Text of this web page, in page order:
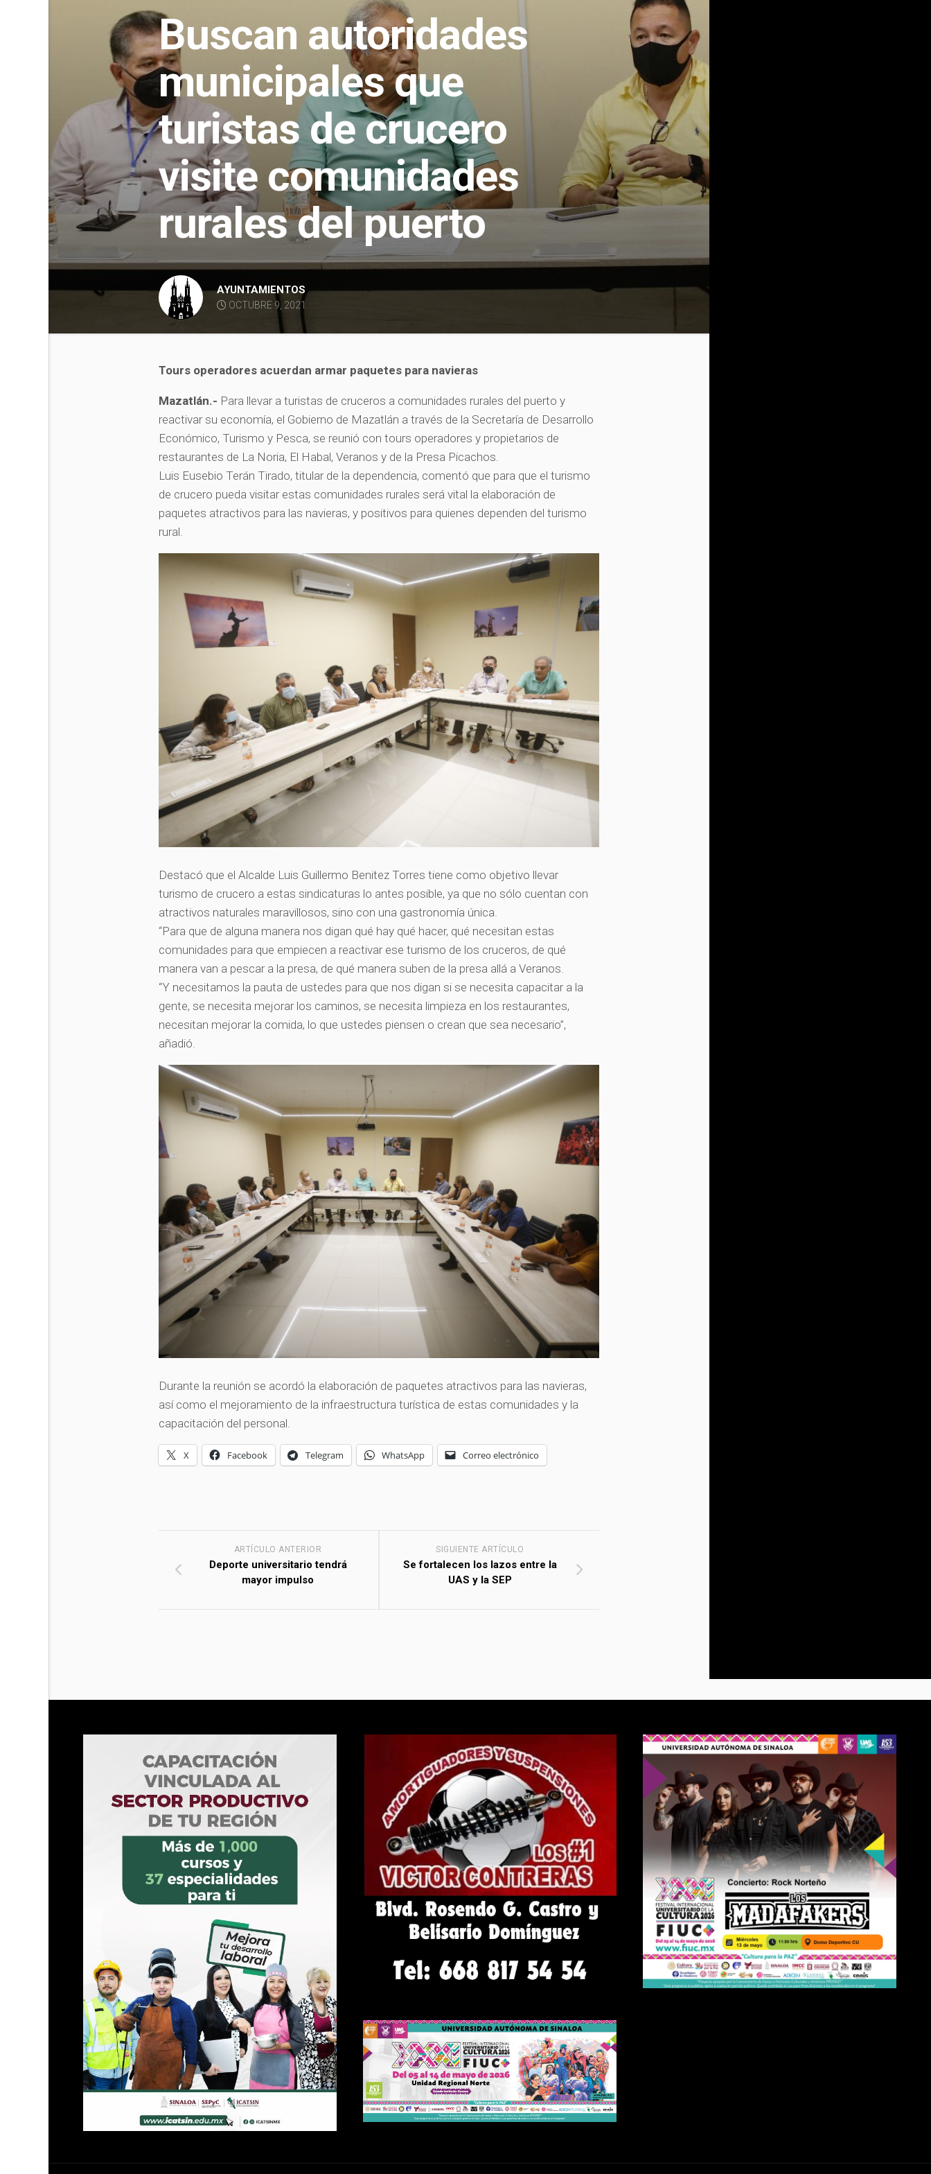
Buscan autoridades
municipales que
turistas de crucero
visite comunidades
rurales del puerto
AYUNTAMIENTOS
OCTUBRE 9, 2021
Tours operadores acuerdan armar paquetes para navieras
Mazatlán.- Para llevar a turistas de cruceros a comunidades rurales del puerto y
reactivar su economía, el Gobierno de Mazatlán a través de la Secretaría de Desarrollo
Económico, Turismo y Pesca, se reunió con tours operadores y propietarios de
restaurantes de La Noria, El Habal, Veranos y de la Presa Picachos.
Luis Eusebio Terán Tirado, titular de la dependencia, comentó que para que el turismo
de crucero pueda visitar estas comunidades rurales será vital la elaboración de
paquetes atractivos para las navieras, y positivos para quienes dependen del turismo
rural.
Destacó que el Alcalde Luis Guillermo Benitez Torres tiene como objetivo llevar
turismo de crucero a estas sindicaturas lo antes posible, ya que no sólo cuentan con
atractivos naturales maravillosos, sino con una gastronomía única.
“Para que de alguna manera nos digan qué hay qué hacer, qué necesitan estas
comunidades para que empiecen a reactivar ese turismo de los cruceros, de qué
manera van a pescar a la presa, de qué manera suben de la presa allá a Veranos.
“Y necesitamos la pauta de ustedes para que nos digan si se necesita capacitar a la
gente, se necesita mejorar los caminos, se necesita limpieza en los restaurantes,
necesitan mejorar la comida, lo que ustedes piensen o crean que sea necesario”,
añadió.
Durante la reunión se acordó la elaboración de paquetes atractivos para las navieras,
así como el mejoramiento de la infraestructura turística de estas comunidades y la
capacitación del personal.
X Facebook Telegram WhatsApp Correo electrónico
SIGUIENTE ARTÍCULO
Se fortalecen los lazos entre la
UAS y la SEP
ARTÍCULO ANTERIOR
Deporte universitario tendrá
mayor impulso